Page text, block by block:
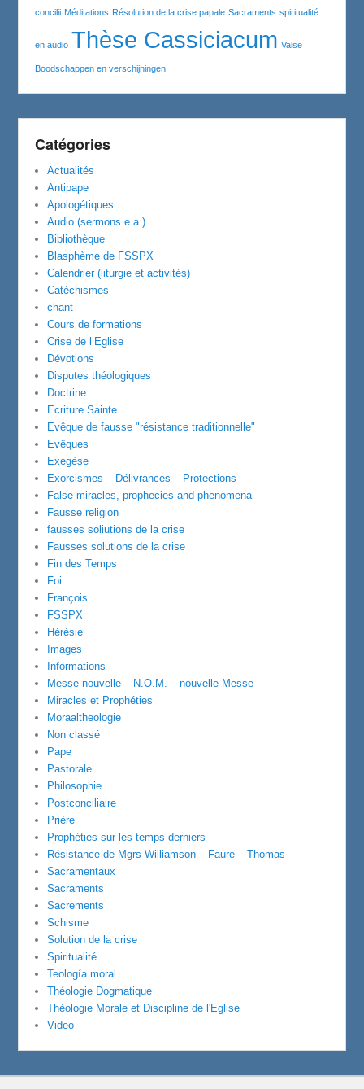
concilii Méditations Résolution de la crise papale Sacraments spiritualité
en audio Thèse Cassiciacum Valse
Boodschappen en verschijningen
Catégories
Actualités
Antipape
Apologétiques
Audio (sermons e.a.)
Bibliothèque
Blasphème de FSSPX
Calendrier (liturgie et activités)
Catéchismes
chant
Cours de formations
Crise de l’Eglise
Dévotions
Disputes théologiques
Doctrine
Ecriture Sainte
Evêque de fausse "résistance traditionnelle"
Evêques
Exegèse
Exorcismes – Délivrances – Protections
False miracles, prophecies and phenomena
Fausse religion
fausses soliutions de la crise
Fausses solutions de la crise
Fin des Temps
Foi
François
FSSPX
Hérésie
Images
Informations
Messe nouvelle – N.O.M. – nouvelle Messe
Miracles et Prophéties
Moraaltheologie
Non classé
Pape
Pastorale
Philosophie
Postconciliaire
Prière
Prophéties sur les temps derniers
Résistance de Mgrs Williamson – Faure – Thomas
Sacramentaux
Sacraments
Sacrements
Schisme
Solution de la crise
Spiritualité
Teología moral
Théologie Dogmatique
Théologie Morale et Discipline de l'Eglise
Video